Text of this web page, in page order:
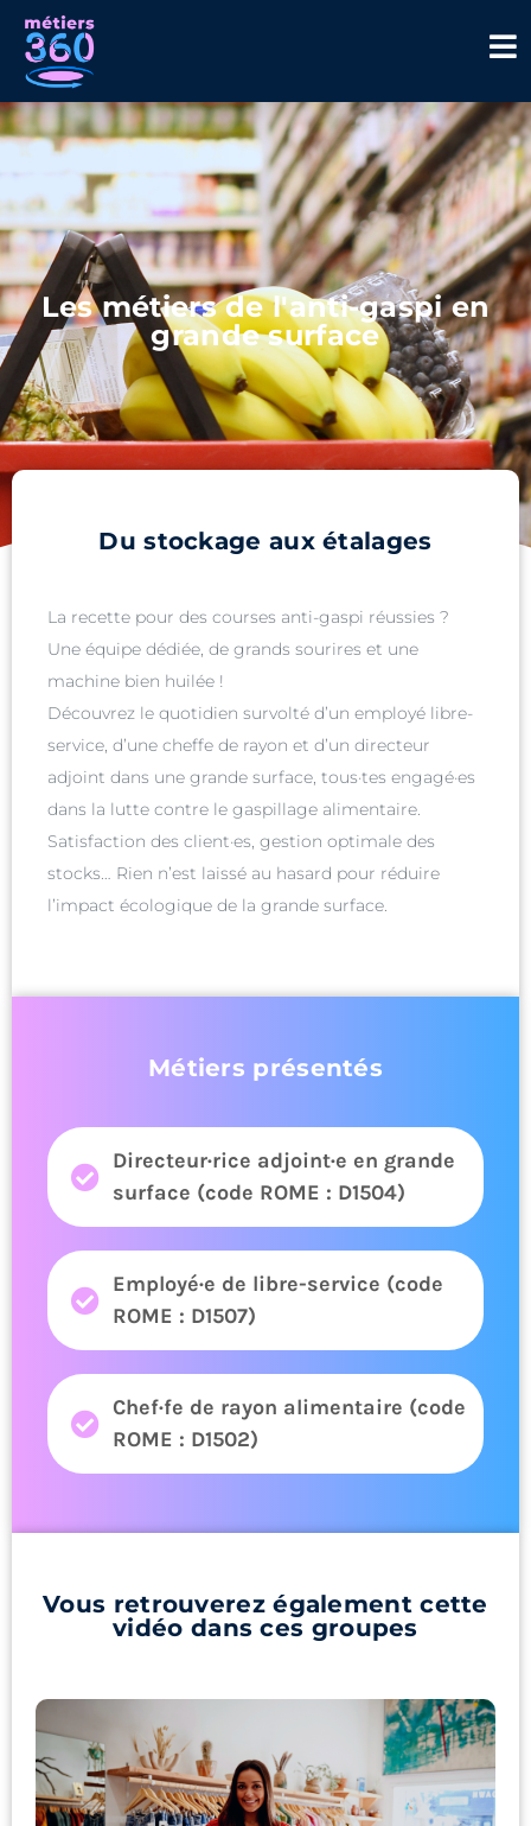
Les métiers de l'anti-gaspi en
grande surface
Du stockage aux étalages
La recette pour des courses anti-gaspi réussies ?
Une équipe dédiée, de grands sourires et une
machine bien huilée !
Découvrez le quotidien survolté d’un employé libre-
service, d’une cheffe de rayon et d’un directeur
adjoint dans une grande surface, tous·tes engagé·es
dans la lutte contre le gaspillage alimentaire.
Satisfaction des client·es, gestion optimale des
stocks… Rien n’est laissé au hasard pour réduire
l’impact écologique de la grande surface.
Métiers présentés
Directeur·rice adjoint·e en grande
surface (code ROME : D1504)
Employé·e de libre-service (code
ROME : D1507)
Chef·fe de rayon alimentaire (code
ROME : D1502)
Vous retrouverez également cette
vidéo dans ces groupes